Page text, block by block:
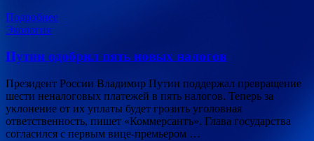
Подробнее
Экология
Путин одобрил пять новых налогов
Президент России Владимир Путин поддержал превращение
шести неналоговых платежей в пять налогов. Теперь за
уклонение от их уплаты будет грозить уголовная
ответственность, пишет «Коммерсантъ». Глава государства
согласился с первым вице-премьером …